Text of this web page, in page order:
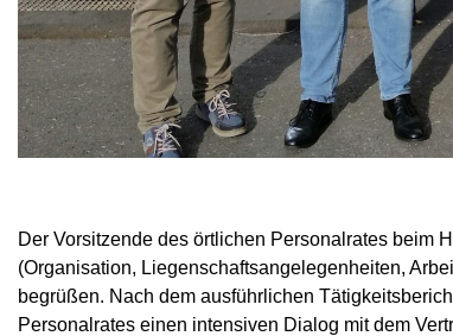
Der Vorsitzende des örtlichen Personalrates beim
(Organisation, Liegenschaftsangelegenheiten,
begrüßen. Nach dem ausführlichen
Personalrates einen intensiven Dialog mit dem